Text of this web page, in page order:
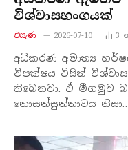
විශ්වාසභංගයක්
එසැණ 2026-07-10 3
අධිකරණ අමාත්‍ය
විපක්ෂය විසින්
තිබෙනවා. ඒ මීගමුව
නොසන්සුන්තාවය